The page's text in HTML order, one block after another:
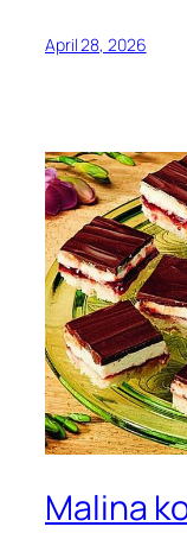
April 28, 2026
Malina